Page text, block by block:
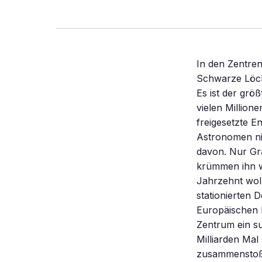
In den Zentren einiger fernen Galaxien umkreisen sich zwei supermassereiche Schwarze Löcher. Wenn sie miteinander verschmelzen, wird die Raumzeit erschüttert. Es ist der größte anzunehmende Unfall im Universum: Zwei Schwarze Löcher, jedes mit vielen Millionen Sonnenmassen, kollidieren und verschmelzen miteinander. Die hierbei freigesetzte Energie übersteigt alle Vorstellungen. Und doch können heutige Astronomen nichts davon bemerken, denn keine elektromagnetische Strahlung zeugt davon. Nur Gravitationswellen durcheilen den Raum mit Lichtgeschwindigkeit und krümmen ihn wie Kräuselungen auf der Oberfläche eines Teichs. Im kommenden Jahrzehnt wollen Astronomen erstmals solche Ereignisse mit einem im Weltraum stationierten Detektorsystem namens New Gravitational Wave Observatory (NGO) der Europäischen Raumfahrtagentur ESA nachweisen. Fast jede Galaxie birgt in ihrem Zentrum ein supermassereiches Schwarzes Loch, das zwischen einer Million und zehn Milliarden Mal so viel Materie enthält wie unsere Sonne. Wenn zwei Galaxien zusammenstoßen und sich vereinigen, müssten demnach in der neu entstandenen Riesengalaxie zunächst einmal zwei Schwarze Löcher existieren. Im jungen Universum, als die Galaxien noch enger beisammen waren als heute, kam es häufig zu solchen Kollisionen. Ein Schwarzes Loch selbst ist unsichtbar. Doch oft ist es von einer heißen Gasscheibe umgeben, die intensiv leuchtet und den finsteren Giganten verrät. Der erste Fund eines doppelten Schwarzen Lochs gelang 2002 einem Team um Stefanie Komossa und Günther Hasinger, die damals beide am Max-Planck-Institut für Extraterrestrische Physik in Garching forschten. Mit dem Röntgen-Weltraumteleskop Chandra entdeckten sie in der 400 Millionen Lichtjahre entfernten Galaxie NGC 6240